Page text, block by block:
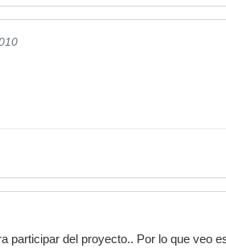
participar del proyecto.. Por lo que veo